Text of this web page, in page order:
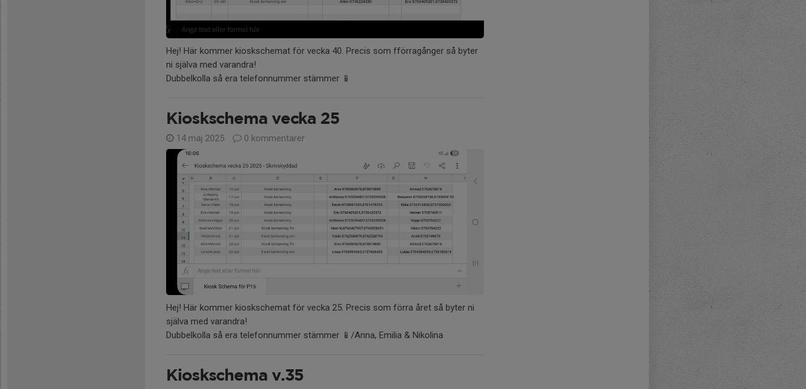
Hej! Här kommer kioskschemat för vecka 40. Precis som fförragånger så byter
ni själva med varandra!
Dubbelkolla så era telefonnummer stämmer 📱
Kioskschema vecka 25
14 maj 2025 0 kommentarer
Hej! Här kommer kioskschemat för vecka 25. Precis som förra året så byter ni
själva med varandra!
Dubbelkolla så era telefonnummer stämmer 📱/Anna, Emilia & Nikolina
Kioskschema v.35